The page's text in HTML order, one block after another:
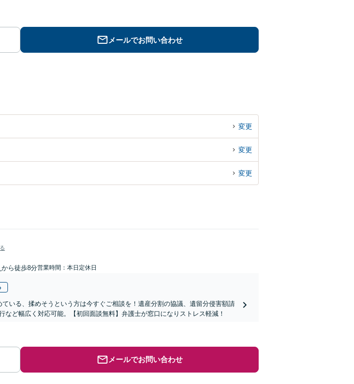
メールでお問い合わせ
変更
変更
変更
から徒歩8分営業時間：本日定休日
ている、揉めそうという方は今すぐご相談を！遺産分割の協議、遺留分侵害額請
など幅広く対応可能。【初回面談無料】弁護士が窓口になりストレス軽減！
メールでお問い合わせ